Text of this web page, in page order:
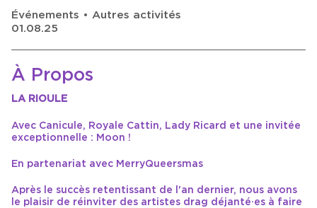
Événements • Autres activités
01.08.25
À Propos
LA RIOULE
Avec Canicule, Royale Cattin, Lady Ricard et une invitée
exceptionnelle : Moon !
En partenariat avec MerryQueersmas
Après le succès retentissant de l'an dernier, nous avons
le plaisir de réinviter des artistes drag déjanté·es à faire